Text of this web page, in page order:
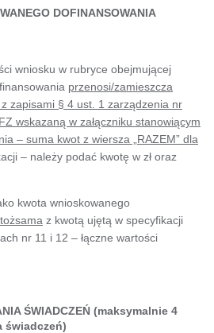
DOFINANSOWANIA
wniosku w rubryce obejmującej
przenosi/zamieszcza
zapisami § 4 ust. 1 zarządzenia nr
wskazaną w załączniku stanowiącym
– suma kwot z wiersza „RAZEM” dla
– należy podać kwotę w zł oraz
kwota wnioskowanego
z kwotą ujętą w specyfikacji
nr 11 i 12 – łączne wartości
ŚWIADCZEŃ (maksymalnie 4
świadczeń)